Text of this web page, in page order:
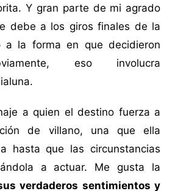
Y gran parte de mi agrado
debe a los giros finales de la
a la forma en que decidieron
eso involucra
a quien el destino fuerza a
de villano, una que ella
hasta que las circunstancias
a actuar. Me gusta la
verdaderos sentimientos y